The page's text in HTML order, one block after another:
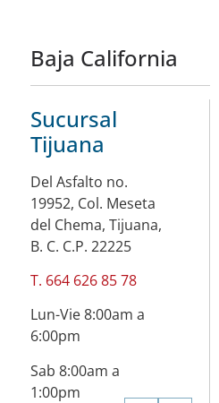
Baja California
Sucursal
Tijuana
Del Asfalto no.
19952, Col. Meseta
del Chema, Tijuana,
B. C. C.P. 22225
T. 664 626 85 78
Lun-Vie 8:00am a
6:00pm
Sab 8:00am a
1:00pm